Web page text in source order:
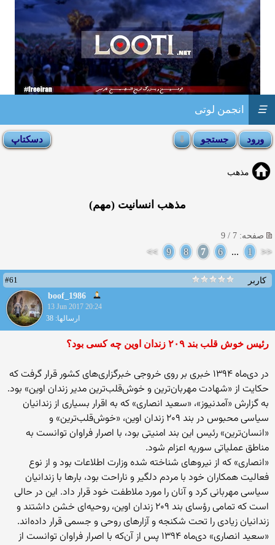
انجمن لوتی ☰
مذهب
مذهب انسانیت (مهم)
صفحه: 7 / 9
<<
1
...
6
7
8
9
>>
کاربر
#61
boof_1986
13 Jun 2017 20:24
ارسالها: 38
رئیس خوش قلب بند ۲۰۹ زندان اوین چه کسی بود؟
در دی‌ماه ۱۳۹۴ خبری بر روی خروجی خبرگزاری‌های کشور قرار گرفت که
حکایت از «شهادت مهربان‌ترین و خوش‌قلب‌ترین مدیر زندان اوین» بود.
به گزارش «آمدنیوز»، «سعید انصاری» که به اقرار بسیاری از زندانیان
سیاسی محبوس در بند ۲۰۹ زندان اوین، «خوش‌قلب‌ترین» و
«انسان‌ترین» رئیس این بند امنیتی بود، با اصرار فراوان توانست به
مناطق عملیاتی سوریه اعزام شود.
«انصاری» که از نیروهای شناخته شده وزارت اطلاعات بود و از نوع
فعالیت همکاران خود با مردم دلگیر و ناراحت بود، بارها با زندانیان
سیاسی مهربانی کرد و آنان را مورد ملاطفت خود قرار داد. این در حالی
است که تمامی رؤسای بند ۲۰۹ زندان اوین، روحیه‌ای خشن داشتند و
زندانیان زیادی را تحت شکنجه و آزارهای روحی و جسمی قرار داده‌اند.
«سعید انصاری» دی‌ماه ۱۳۹۴ پس از آن‌که با اصرار فراوان توانست از